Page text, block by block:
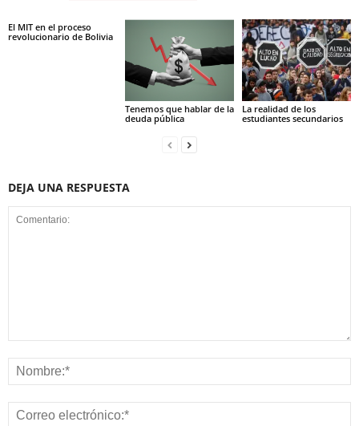
El MIT en el proceso
revolucionario de Bolivia
Tenemos que hablar de la
deuda pública
La realidad de los
estudiantes secundarios
DEJA UNA RESPUESTA